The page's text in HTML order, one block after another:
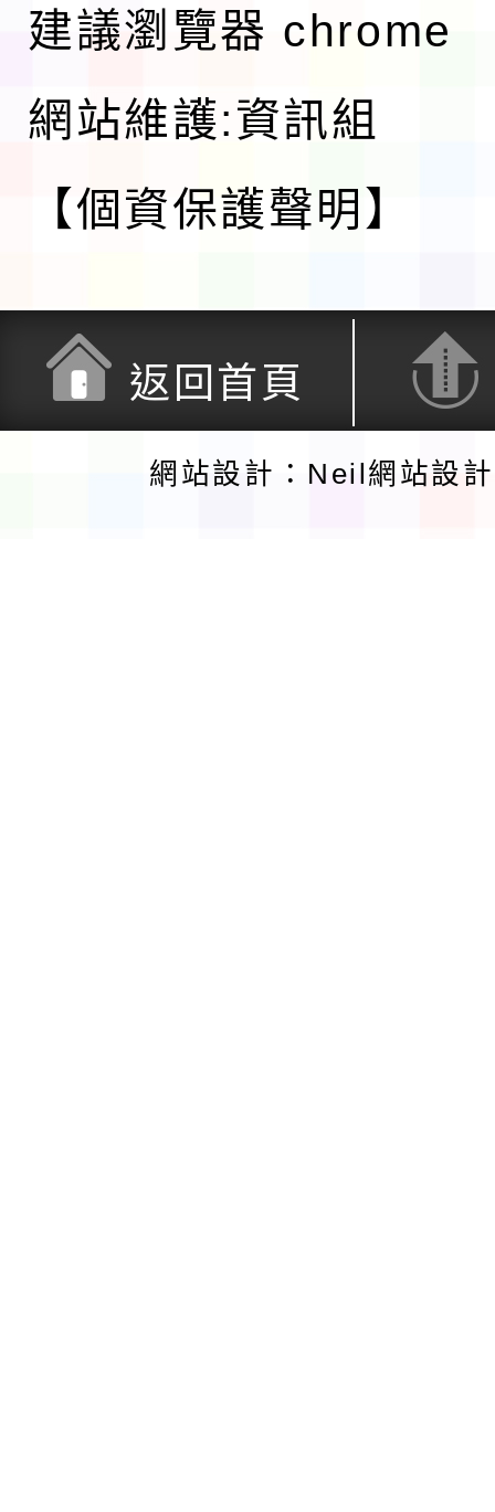
建議瀏覽器 chrome
網站維護:資訊組
【個資保護聲明】
返回首頁
網站設計：Neil網站設